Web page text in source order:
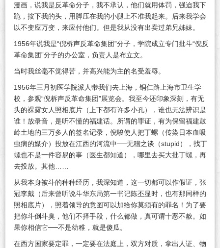
漫画，说我是反革命分子，我不承认，他们就用体罚，强迫我下
跪，按下我的头，用脚压在我的小腿上不准我起来。后来我学会
以不变应万变，来应付他们。但是我从没有出卖过弟兄姊妹。
1956年说我是“倪柝声反革命集团”分子，学院成立专门批斗“倪反
革命集团”分子的办公室，负责人是布立文。
当时我丝毫不觉得苦，并高兴能为主的名受羞辱。
1956年三月初医学院派人带我们去上海，铜仁路上海市卫生学
校，参观“倪柝声反革命集团”展览会。我至今还印象深刻，有无
头的裸露女人照相底片（上下都有许多小孔），谁也无法辨识是
谁！放录音，是听不懂的福建话。所谓的罪证，有为保留福建鼓
岭土地的三万多人的签名记录，倪唆使人把丁螺（传染日本血吸
虫病的媒介）投放在江西的河流中──无稽之谈（stupid），找丁
螺也不是一件容易的事（医生都知道），哪里去买大批丁螺，再
去投放。其他……
从我本身被斗的种种经历，我深知道，这一切都可以作假证，张
冠李戴（后来曾听说斗华东局第一书记陈丕显时，也有那同样的
照相底片），照着领导的意图可以加给你莫须有的罪名！为了要
把你斗倒斗臭，他们不择手段，什么都做，真可谓十恶不赦。如
果你相信它──不是幼稚，就是傻瓜。
在西方国家要定罪，一定要在法庭上，双方对质，拿出人证、物